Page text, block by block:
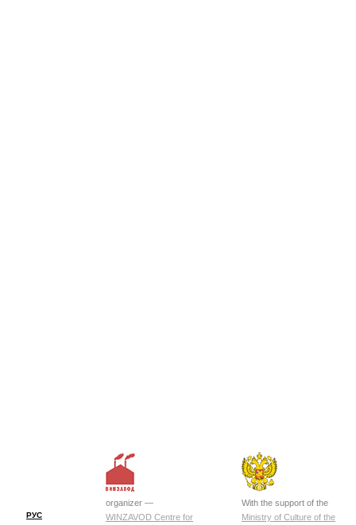
РУС
organizer —
WINZAVOD Centre for
With the support of the
Ministry of Culture of the